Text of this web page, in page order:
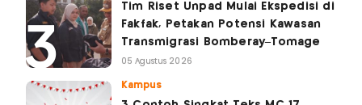
Tim Riset Unpad Mulai Ekspedisi di
Fakfak, Petakan Potensi Kawasan
Transmigrasi Bomberay–Tomage
05 Agustus 2026
Kampus